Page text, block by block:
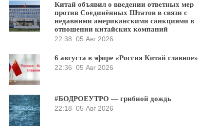
Китай объявил о введении ответных мер
против Соединённых Штатов в связи с
недавними американскими санкциями в
отношении китайских компаний
22:38 05 Авг 2026
6 августа в эфире «Россия Китай главное»
22:36 05 Авг 2026
#БОДРОЕУТРО — грибной дождь
22:18 05 Авг 2026